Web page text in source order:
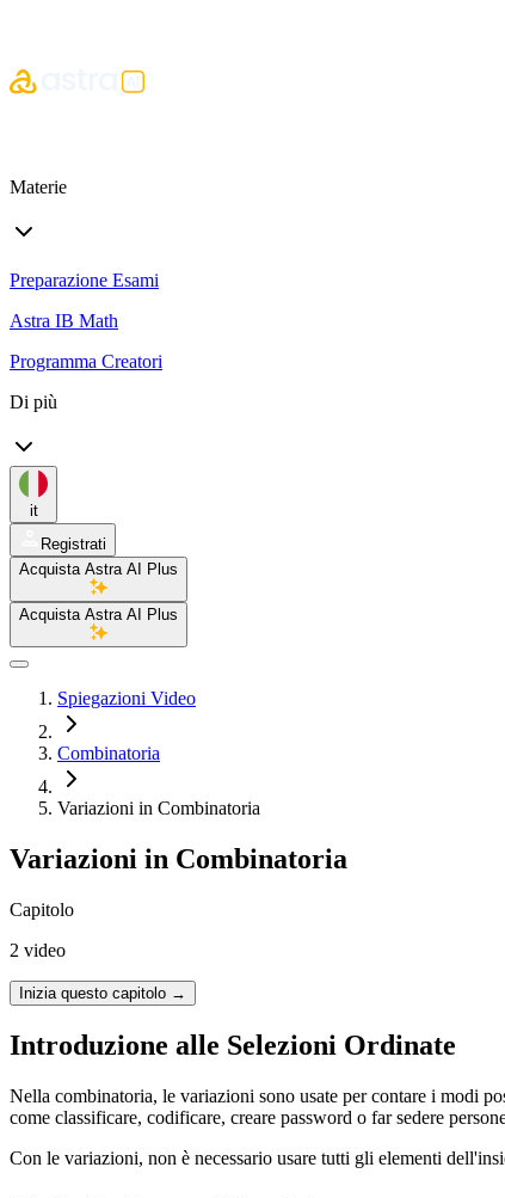
Materie
Preparazione Esami
Astra IB Math
Programma Creatori
Di più
it
Registrati
Acquista Astra AI Plus
Acquista Astra AI Plus
Spiegazioni Video
Combinatoria
Variazioni in Combinatoria
Variazioni in Combinatoria
Capitolo
2 video
Inizia questo capitolo →
Introduzione alle Selezioni Ordinate
Nella combinatoria, le variazioni sono usate per contare i modi
come classificare, codificare, creare password o far sedere
Con le variazioni, non è necessario usare tutti gli elementi